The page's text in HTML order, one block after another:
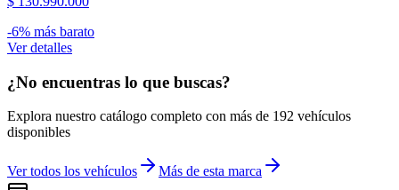
-6% más barato
Ver detalles
¿No encuentras lo que buscas?
Explora nuestro catálogo completo con más de 192 vehículos
disponibles
Ver todos los vehículos Más de esta marca